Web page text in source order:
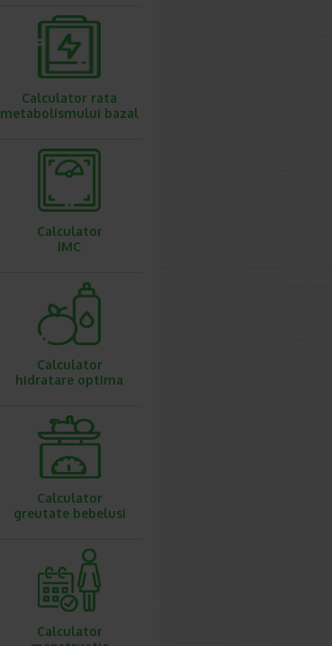
Calculator rata
metabolismului bazal
Calculator
IMC
Calculator
hidratare optima
Calculator
greutate bebelusi
Calculator